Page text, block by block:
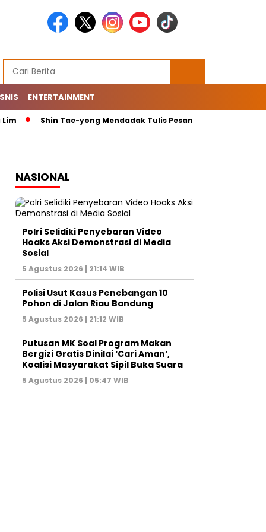
ENTERTAINMENT
Shin Tae-yong Mendadak Tulis Pesan Penting di Instagram:
NASIONAL
Polri Selidiki Penyebaran Video
Hoaks Aksi Demonstrasi di Media
Sosial
5 Agustus 2026 | 21:14 WIB
Polisi Usut Kasus Penebangan 10
Pohon di Jalan Riau Bandung
5 Agustus 2026 | 21:12 WIB
Putusan MK Soal Program Makan
Bergizi Gratis Dinilai ‘Cari Aman’,
Koalisi Masyarakat Sipil Buka Suara
5 Agustus 2026 | 05:47 WIB